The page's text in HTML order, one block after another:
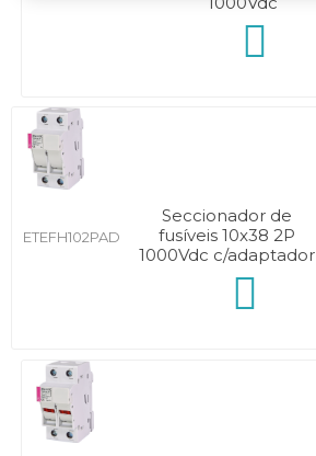
ETEFH102PAD
Seccionador de
fusíveis 10x38 2P
1000Vdc c/adaptador